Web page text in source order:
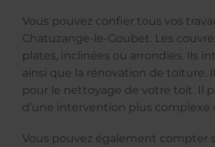
Vous pouvez confier tous vos
Chatuzange-le-Goubet. Les
plates, inclinées ou arrondies. Ils
ainsi que la rénovation de toiture.
pour le nettoyage de votre toit. Il
d’une intervention plus complexe
Vous pouvez également compter